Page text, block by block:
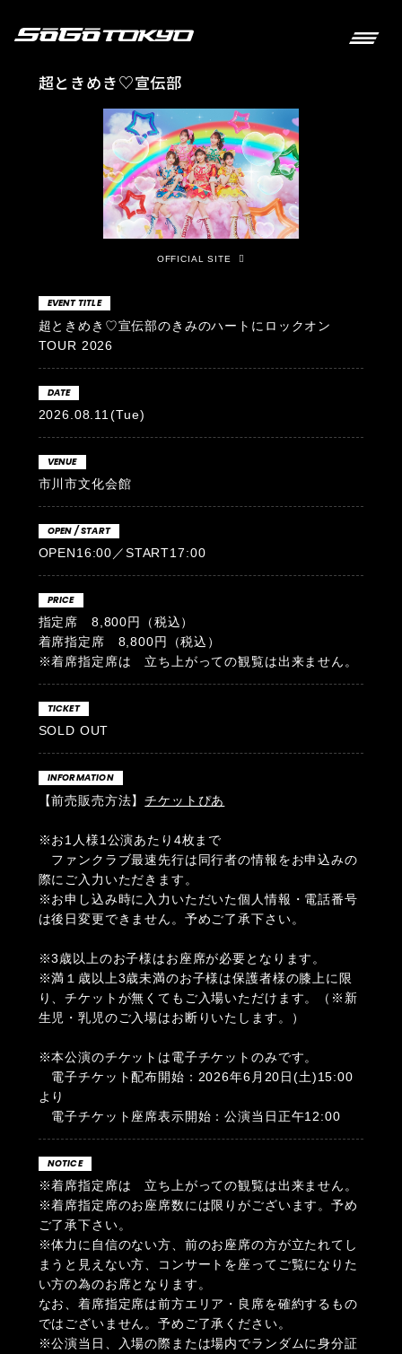
超ときめき♡宣伝部
OFFICIAL SITE
EVENT TITLE
超ときめき♡宣伝部のきみのハートにロックオン
TOUR 2026
DATE
2026.08.11 (Tue)
VENUE
市川市文化会館
OPEN / START
OPEN16:00／START17:00
PRICE
指定席 8,800円（税込）
着席指定席 8,800円（税込）
※着席指定席は 立ち上がっての観覧は出来ません。
TICKET
SOLD OUT
INFORMATION
【前売販売方法】チケットぴあ
※お1人様1公演あたり4枚まで
ファンクラブ最速先行は同行者の情報をお申込みの
際にご入力いただきます。
※お申し込み時に入力いただいた個人情報・電話番号
は後日変更できません。予めご了承下さい。
※3歳以上のお子様はお座席が必要となります。
※満１歳以上3歳未満のお子様は保護者様の膝上に限
り、チケットが無くてもご入場いただけます。（※新
生児・乳児のご入場はお断りいたします。）
※本公演のチケットは電子チケットのみです。
電子チケット配布開始：2026年6月20日(土)15:00
より
電子チケット座席表示開始：公演当日正午12:00
NOTICE
※着席指定席は 立ち上がっての観覧は出来ません。
※着席指定席のお座席数には限りがございます。予め
ご了承下さい。
※体力に自信のない方、前のお座席の方が立たれてし
まうと見えない方、コンサートを座ってご覧になりた
い方の為のお席となります。
なお、着席指定席は前方エリア・良席を確約するもの
ではございません。予めご了承ください。
※公演当日、入場の際または場内でランダムに身分証